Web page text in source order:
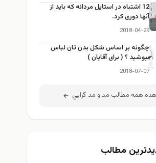
12 اشتباه در استایل مردانه که باید از
آنها دوری کرد.
2018-04-29
چگونه بر اساس شکل بدن تان لباس
بپوشید ؟ ( برای آقایان )
2018-07-07
همه مطالب مد و مد گرايي
مطالب